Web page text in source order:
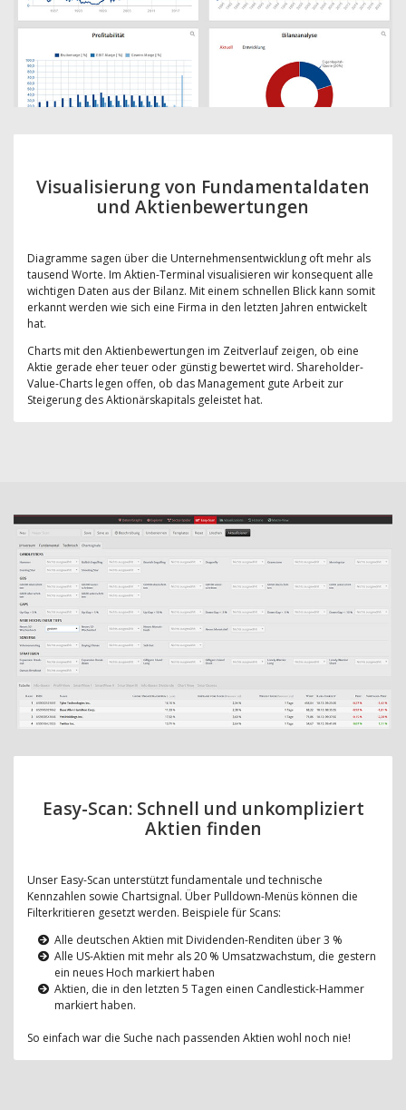
Visualisierung von Fundamentaldaten
und Aktienbewertungen
Diagramme sagen über die Unternehmensentwicklung oft mehr als
tausend Worte. Im Aktien-Terminal visualisieren wir konsequent alle
wichtigen Daten aus der Bilanz. Mit einem schnellen Blick kann somit
erkannt werden wie sich eine Firma in den letzten Jahren entwickelt
hat.
Charts mit den Aktienbewertungen im Zeitverlauf zeigen, ob eine
Aktie gerade eher teuer oder günstig bewertet wird. Shareholder-
Value-Charts legen offen, ob das Management gute Arbeit zur
Steigerung des Aktionärskapitals geleistet hat.
Easy-Scan: Schnell und unkompliziert
Aktien finden
Unser Easy-Scan unterstützt fundamentale und technische
Kennzahlen sowie Chartsignal. Über Pulldown-Menüs können die
Filterkritieren gesetzt werden. Beispiele für Scans:
Alle deutschen Aktien mit Dividenden-Renditen über 3 %
Alle US-Aktien mit mehr als 20 % Umsatzwachstum, die gestern
ein neues Hoch markiert haben
Aktien, die in den letzten 5 Tagen einen Candlestick-Hammer
markiert haben.
So einfach war die Suche nach passenden Aktien wohl noch nie!